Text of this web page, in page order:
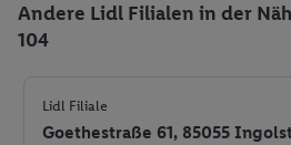
Andere Lidl Filialen in der
104
Lidl Filiale
Goethestraße 61, 85055